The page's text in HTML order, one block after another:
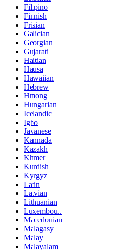
Filipino
Finnish
Frisian
Galician
Georgian
Gujarati
Haitian
Hausa
Hawaiian
Hebrew
Hmong
Hungarian
Icelandic
Igbo
Javanese
Kannada
Kazakh
Khmer
Kurdish
Kyrgyz
Latin
Latvian
Lithuanian
Luxembou..
Macedonian
Malagasy
Malay
Malayalam